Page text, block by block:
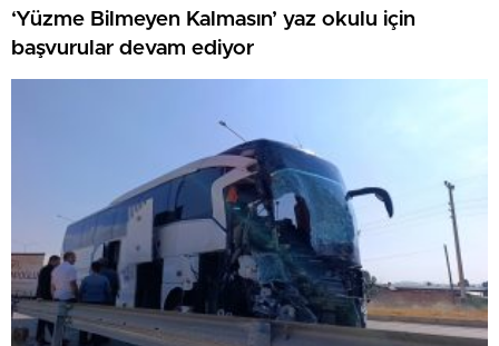
‘Yüzme Bilmeyen Kalmasın’ yaz okulu için
başvurular devam ediyor